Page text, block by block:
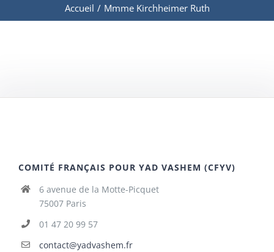
Accueil / Mmme Kirchheimer Ruth
COMITÉ FRANÇAIS POUR YAD VASHEM (CFYV)
6 avenue de la Motte-Picquet
75007 Paris
01 47 20 99 57
contact@yadvashem.fr